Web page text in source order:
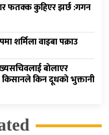
फतक्क कुहिएर झर्छ :गगन
शर्मिला वाइबा पक्राउ
बाेलाएर
किन दूधकाे भुक्तानी